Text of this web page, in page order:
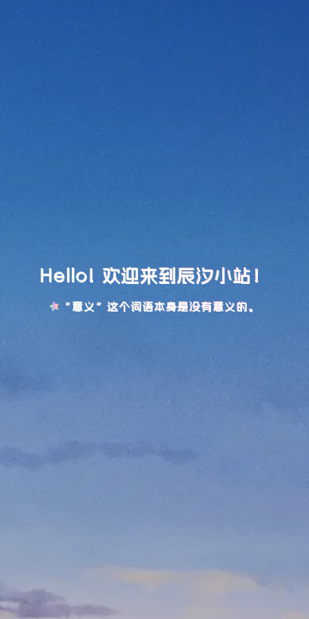
Hello! 欢迎来到辰汐小站！
“意义”这个词语本身是没有意义的。